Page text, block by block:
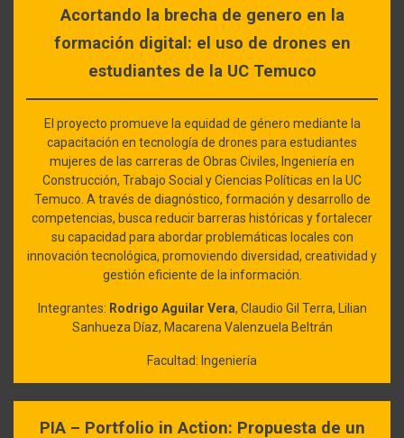
Acortando la brecha de genero en la
formación digital: el uso de drones en
estudiantes de la UC Temuco
El proyecto promueve la equidad de género mediante la
capacitación en tecnología de drones para estudiantes
mujeres de las carreras de Obras Civiles, Ingeniería en
Construcción, Trabajo Social y Ciencias Políticas en la UC
Temuco. A través de diagnóstico, formación y desarrollo de
competencias, busca reducir barreras históricas y fortalecer
su capacidad para abordar problemáticas locales con
innovación tecnológica, promoviendo diversidad, creatividad y
gestión eficiente de la información.
Integrantes: Rodrigo Aguilar Vera, Claudio Gil Terra, Lilian
Sanhueza Díaz, Macarena Valenzuela Beltrán
Facultad: Ingeniería
PIA – Portfolio in Action: Propuesta de un